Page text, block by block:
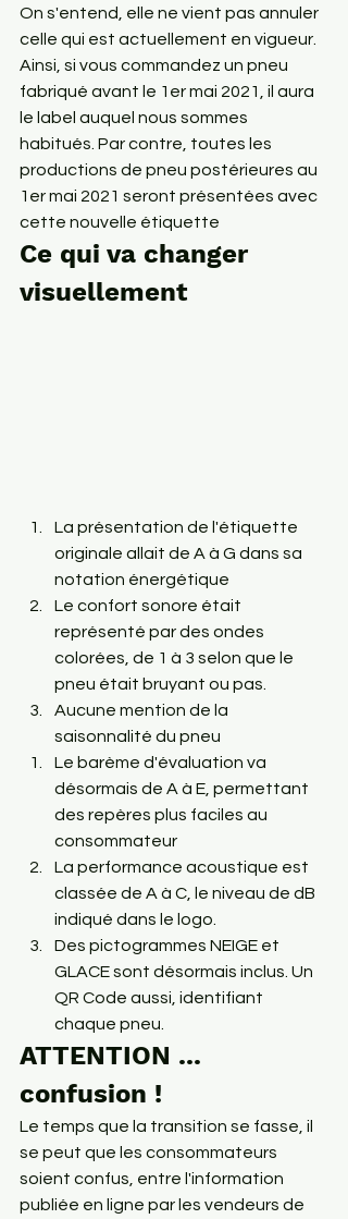
On s'entend, elle ne vient pas annuler
celle qui est actuellement en vigueur.
Ainsi, si vous commandez un pneu
fabriqué avant le 1er mai 2021, il aura
le label auquel nous sommes
habitués. Par contre, toutes les
productions de pneu postérieures au
1er mai 2021 seront présentées avec
cette nouvelle étiquette
Ce qui va changer
visuellement
La présentation de l'étiquette
originale allait de A à G dans sa
notation énergétique
Le confort sonore était
représenté par des ondes
colorées, de 1 à 3 selon que le
pneu était bruyant ou pas.
Aucune mention de la
saisonnalité du pneu
Le barème d'évaluation va
désormais de A à E, permettant
des repères plus faciles au
consommateur
La performance acoustique est
classée de A à C, le niveau de dB
indiqué dans le logo.
Des pictogrammes NEIGE et
GLACE sont désormais inclus. Un
QR Code aussi, identifiant
chaque pneu.
ATTENTION ...
confusion !
Le temps que la transition se fasse, il
se peut que les consommateurs
soient confus, entre l'information
publiée en ligne par les vendeurs de